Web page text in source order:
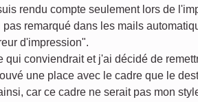
rendu compte seulement lors de
remarqué dans les mails
d'impression".
qui conviendrait et j'ai décidé de
une place avec le cadre que le
car ce cadre ne serait pas mon